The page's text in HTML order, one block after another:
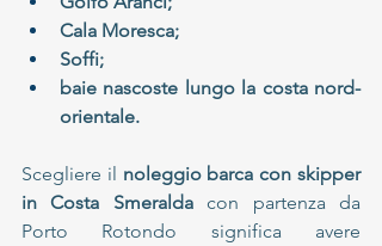
Cala Moresca;
Soffi;
baie nascoste lungo la costa nord-
orientale.
Scegliere il noleggio barca con skipper
in Costa Smeralda con partenza da
Porto Rotondo significa avere